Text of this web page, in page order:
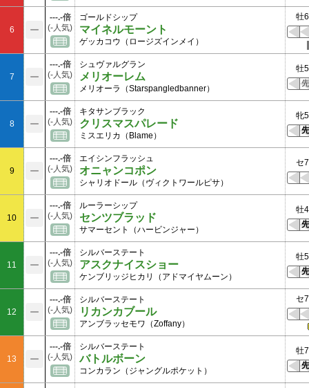
6
---.-倍
(-人気)
ゴールドシップ
マイネルモーント
ゲッカコウ（ロージズインメイ）
牡
7
---.-倍
(-人気)
シュヴァルグラン
メリオーレム
メリオーラ（Starspangledbanner）
牡
先
8
---.-倍
(-人気)
キタサンブラック
クリスマスパレード
ミスエリカ（Blame）
牝
先
9
---.-倍
(-人気)
エイシンフラッシュ
オニャンコポン
シャリオドール（ヴィクトワールピサ）
セ
10
---.-倍
(-人気)
ルーラーシップ
センツブラッド
サマーセント（ハービンジャー）
牡
先
11
---.-倍
(-人気)
シルバーステート
アスクナイスショー
ケンブリッジヒカリ（アドマイヤムーン）
牡
先
12
---.-倍
(-人気)
シルバーステート
リカンカブール
アンブラッセモワ（Zoffany）
セ
13
---.-倍
(-人気)
シルバーステート
バトルボーン
コンカラン（ジャングルポケット）
牡
先